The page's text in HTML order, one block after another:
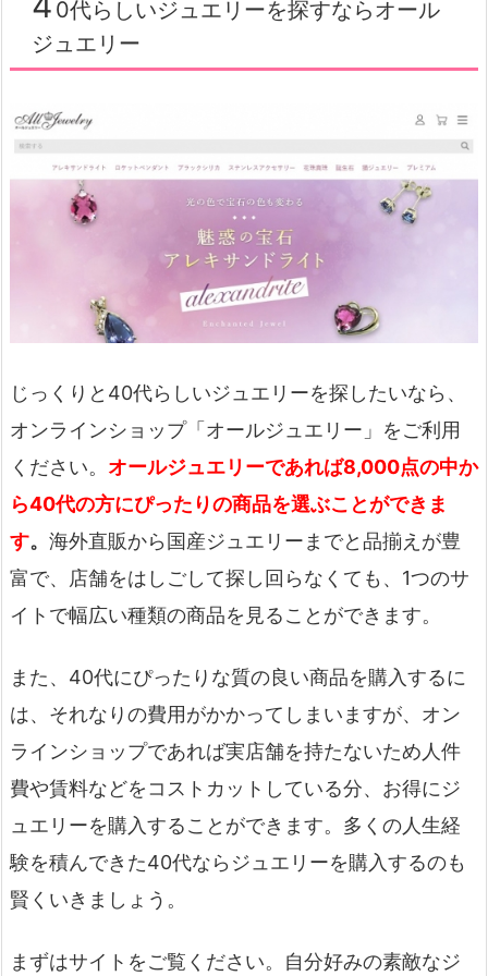
0代らしいジュエリーを探すならオール
ジュエリー
じっくりと40代らしいジュエリーを探したいなら、
オンラインショップ「オールジュエリー」をご利用
ください。 オールジュエリーであれば8,000点の中か
ら40代の方にぴったりの商品を選ぶことができま
す。 海外直販から国産ジュエリーまでと品揃えが豊
富で、店舗をはしごして探し回らなくても、1つのサ
イトで幅広い種類の商品を見ることができます。
また、40代にぴったりな質の良い商品を購入するに
は、それなりの費用がかかってしまいますが、オン
ラインショップであれば実店舗を持たないため人件
費や賃料などをコストカットしている分、お得にジ
ュエリーを購入することができます。多くの人生経
験を積んできた40代ならジュエリーを購入するのも
賢くいきましょう。
まずはサイトをご覧ください。自分好みの素敵なジ